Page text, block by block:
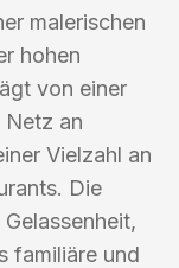
malerischen
hohen
von einer
Netz an
Vielzahl an
Die
familiäre und